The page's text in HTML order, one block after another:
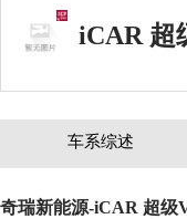
iCAR 超
车系综述
奇瑞新能源-iCAR 超级